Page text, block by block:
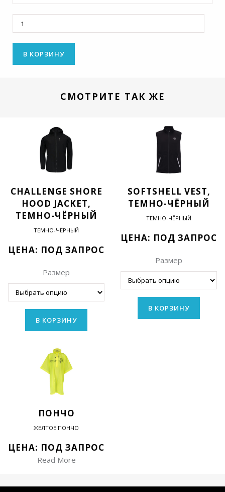
Количество
В КОРЗИНУ
СМОТРИТЕ ТАК ЖЕ
CHALLENGE SHORE
HOOD JACKET,
ТЕМНО-ЧЁРНЫЙ
ТЕМНО-ЧЁРНЫЙ
ЦЕНА: ПОД ЗАПРОС
Размер
В КОРЗИНУ
SOFTSHELL VEST,
ТЕМНО-ЧЁРНЫЙ
ТЕМНО-ЧЁРНЫЙ
ЦЕНА: ПОД ЗАПРОС
Размер
В КОРЗИНУ
ПОНЧО
ЖЕЛТОЕ ПОНЧО
ЦЕНА: ПОД ЗАПРОС
Read More